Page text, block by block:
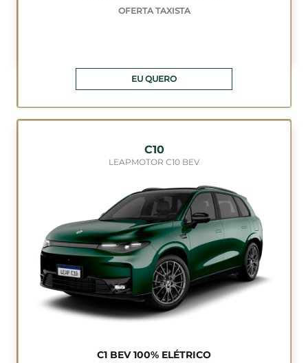
OFERTA TAXISTA
EU QUERO
C10
LEAPMOTOR C10 BEV
C1 BEV 100% ELÉTRICO